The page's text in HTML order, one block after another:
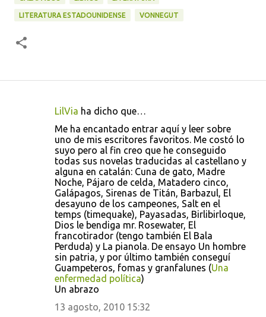
LITERATURA ESTADOUNIDENSE VONNEGUT
LilVia ha dicho que…
Me ha encantado entrar aquí y leer sobre
uno de mis escritores favoritos. Me costó lo
suyo pero al fin creo que he conseguido
todas sus novelas traducidas al castellano y
alguna en catalán: Cuna de gato, Madre
Noche, Pájaro de celda, Matadero cinco,
Galápagos, Sirenas de Titán, Barbazul, El
desayuno de los campeones, Salt en el
temps (timequake), Payasadas, Birlibirloque,
Dios le bendiga mr. Rosewater, El
francotirador (tengo también El Bala
Perduda) y La pianola. De ensayo Un hombre
sin patria, y por último también conseguí
Guampeteros, fomas y granfalunes (Una
enfermedad política)
Un abrazo
13 agosto, 2010 15:32